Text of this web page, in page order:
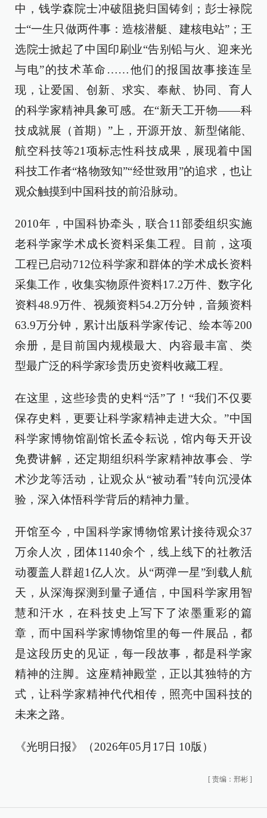
中，钱学森院士冲破阻挠归国铸剑；彭士禄院
士“一生只做两件事：造核潜艇、建核电站”；王
选院士掀起了中国印刷业“告别铅与火、迎来光
与电”的技术革命……他们的报国故事接连呈
现，让爱国、创新、求实、奉献、协同、育人
的科学家精神具象可感。在“新天工开物——科
技成就展（首期）”上，开源开放、新型储能、
航空科技等21项标志性科技成果，展现着中国
科技工作者“格物致知”“经世致用”的追求，也让
观众触摸到中国科技的前沿脉动。
2010年，中国科协牵头，联合11部委组织实施
老科学家学术成长资料采集工程。目前，这项
工程已启动712位科学家和群体的学术成长资料
采集工作，收集实物原件资料17.2万件、数字化
资料48.9万件、视频资料54.2万分钟，音频资料
63.9万分钟，累计出版科学家传记、绘本等200
余册，是目前国内规模最大、内容最丰富、类
型最广泛的科学家珍贵历史资料收藏工程。
在这里，这些珍贵的史料“活”了！“我们不仅要
保存史料，更要让科学家精神走进大众。”中国
科学家博物馆副馆长孟令耘说，馆内每天开设
免费讲解，还定期组织科学家精神故事会、学
术沙龙等活动，让观众从“被动看”转向沉浸体
验，深入体悟科学背后的精神力量。
开馆至今，中国科学家博物馆累计接待观众37
万余人次，团体1140余个，线上线下的社教活
动覆盖人群超1亿人次。从“两弹一星”到载人航
天，从深海探测到量子通信，中国科学家用智
慧和汗水，在科技史上写下了浓墨重彩的篇
章，而中国科学家博物馆里的每一件展品，都
是这段历史的见证，每一段故事，都是科学家
精神的注脚。这座精神殿堂，正以其独特的方
式，让科学家精神代代相传，照亮中国科技的
未来之路。
《光明日报》（2026年05月17日 10版）
[ 责编：邢彬 ]